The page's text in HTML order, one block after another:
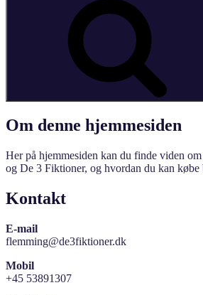
Om denne hjemmesiden
Her på hjemmesiden kan du finde viden
og De 3 Fiktioner, og hvordan du kan købe
Kontakt
E-mail
flemming@de3fiktioner.dk
Mobil
+45 53891307